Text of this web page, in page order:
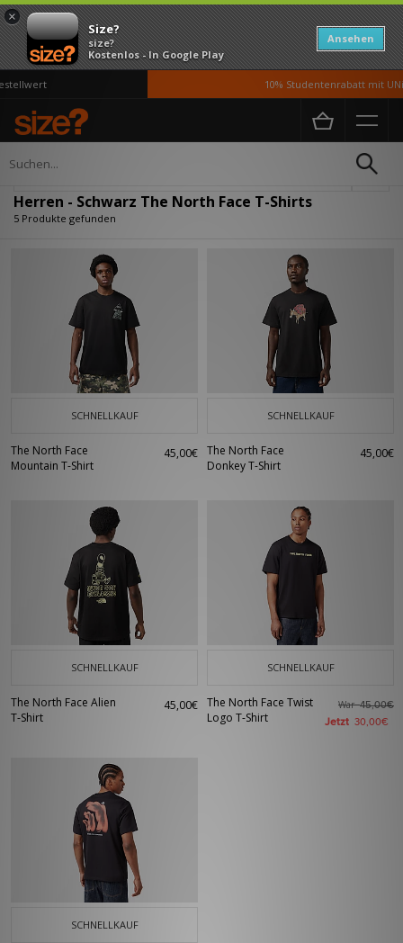
×
Size?
size?
Kostenlos - In Google Play
Ansehen
10% Studentenrabatt mit
Home Herren
Herren - Schwarz The North Face T-Shirts
5 Produkte gefunden
SCHNELLKAUF
The North Face
Mountain T-Shirt
45,00€
SCHNELLKAUF
The North Face
Donkey T-Shirt
45,00€
SCHNELLKAUF
The North Face Alien
T-Shirt
45,00€
SCHNELLKAUF
The North Face Twist
Logo T-Shirt
War45,00€
Jetzt 30,00€
SCHNELLKAUF